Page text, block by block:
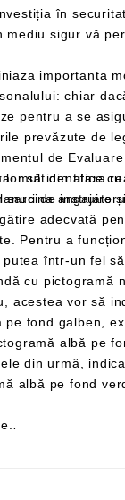
la locul de muncă pentru verificarea
forma lor pătrată cu pictogramă albă pe fond
.